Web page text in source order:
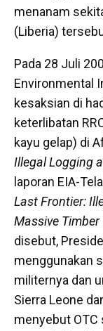
menanam
(Liberia)
Pada 28 Juli
Environmental
kesaksian di
keterlibatan
kayu gelap) di
Illegal Logging
laporan EIA-
Last Frontier:
Massive Timber
disebut,
menggunakan
militernya dan
Sierra Leone
menyebut OTC